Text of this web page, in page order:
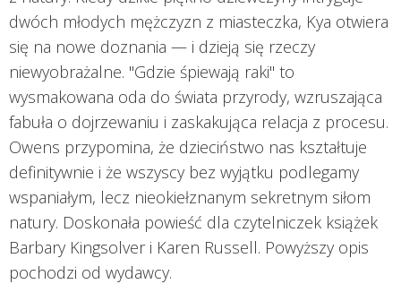
dwóch młodych mężczyzn z miasteczka, Kya otwiera
się na nowe doznania — i dzieją się rzeczy
niewyobrażalne. "Gdzie śpiewają raki" to
wysmakowana oda do świata przyrody, wzruszająca
fabuła o dojrzewaniu i zaskakująca relacja z procesu.
Owens przypomina, że dzieciństwo nas kształtuje
definitywnie i że wszyscy bez wyjątku podlegamy
wspaniałym, lecz nieokiełznanym sekretnym siłom
natury. Doskonała powieść dla czytelniczek książek
Barbary Kingsolver i Karen Russell. Powyższy opis
pochodzi od wydawcy.